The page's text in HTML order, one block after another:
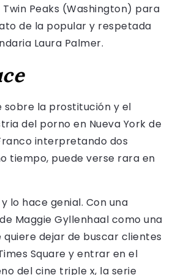
Peaks (Washington) para
de la popular y respetada
Laura Palmer.
sobre la prostitución y el
del porno en Nueva York de
interpretando dos
tiempo, puede verse rara en
lo hace genial. Con una
Maggie Gyllenhaal como una
dejar de buscar clientes
Square y entrar en el
del cine triple x, la serie